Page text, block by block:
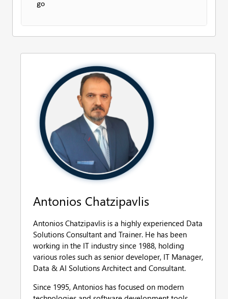
go
Antonios Chatzipavlis
Antonios Chatzipavlis is a highly experienced Data
Solutions Consultant and Trainer. He has been
working in the IT industry since 1988, holding
various roles such as senior developer, IT Manager,
Data & AI Solutions Architect and Consultant.
Since 1995, Antonios has focused on modern